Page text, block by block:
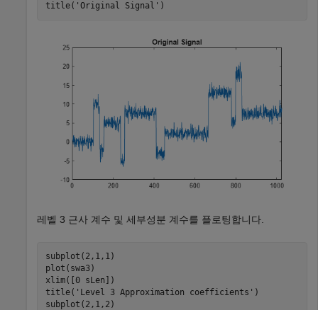
title( 'Original Signal' )
레벨 3 근사 계수 및 세부성분 계수를 플로팅합니다.
subplot(2,1,1)
plot(swa3)
xlim([0 sLen])
title( 'Level 3 Approximation coefficients' )
subplot(2,1,2)